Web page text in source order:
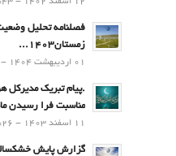
فصلنامه تحلیل
زمستان۱۴۰۳...
01 اردیبهشت 1404 - 9:02 ق.ظ
.پيام تبريك مدیرکل
مناسبت فرا رسيدن
11 اسفند 1403 - 10:26 ق.ظ
گزارش پایش خشکسالی